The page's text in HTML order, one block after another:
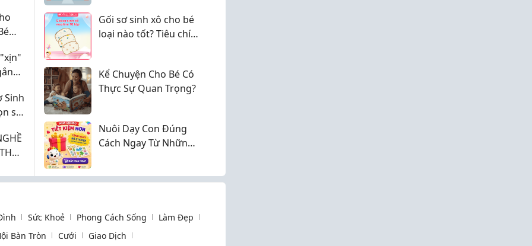
Sinh
số
Gối sơ sinh xô cho bé
loại nào tốt? Tiêu chí
Kể Chuyện Cho Bé Có
Thực Sự Quan Trọng?
Nuôi Dạy Con Đúng
Cách Ngay Từ Những
Sức Khoẻ Phong Cách Sống
Làm Đẹp
Bàn Tròn Cưới
Giao Dịch